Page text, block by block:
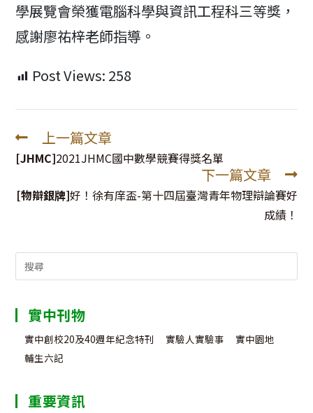
學展覽會榮獲電腦科學與資訊工程科三等獎，
感謝廖祐梓老師指導。
Post Views: 258
Read
more
上一篇文章
[JHMC]2021JHMC國中數學競賽得獎名單
下一篇文章
[物辯銀牌]好！徐有庠盃-第十四屆臺灣青年物理辯論賽好
成績！
Search
for:
實中刊物
實中創校20及40週年紀念特刊 實驗人實驗事
實中園地
輔生六記
重要資訊